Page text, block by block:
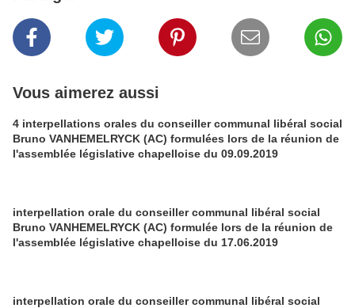
Vous aimerez aussi
4 interpellations orales du conseiller communal libéral social
Bruno VANHEMELRYCK (AC) formulées lors de la réunion de
l'assemblée législative chapelloise du 09.09.2019
interpellation orale du conseiller communal libéral social
Bruno VANHEMELRYCK (AC) formulée lors de la réunion de
l'assemblée législative chapelloise du 17.06.2019
interpellation orale du conseiller communal libéral social